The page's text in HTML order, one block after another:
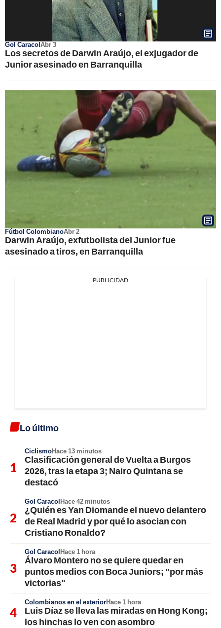
Gol CaracolAbr 3
Los secretos de Darwin Araújo, el exjugador de
Junior asesinado en Barranquilla
Fútbol ColombianoAbr 2
Darwin Araújo, exfutbolista del Junior fue
asesinado a tiros, en Barranquilla
PUBLICIDAD
Lo último
CiclismoHace 13 minutos
Clasificación general de Vuelta a Burgos
2026, tras la etapa 3; Nairo Quintana se
destacó
Gol CaracolHace 42 minutos
¿Quién es Yan Diomande el nuevo delantero
de Real Madrid y por qué lo asocian con
Cristiano Ronaldo?
Gol CaracolHace 1 hora
Álvaro Montero no se quiere quedar en
puntos medios con Boca Juniors; "por más
victorias"
Colombianos en el exteriorHace 1 hora
Luis Díaz se lleva las miradas en Hong Kong;
los hinchas lo ven con asombro